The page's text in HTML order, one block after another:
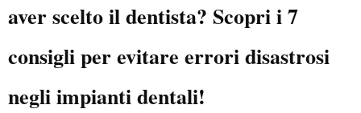
aver scelto il dentista? Scopri i 7
consigli per evitare errori disastrosi
negli impianti dentali!